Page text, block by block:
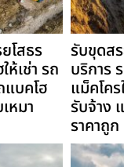
โสธร
ห้เช่า รถ
แบคโฮ
หมา
รับขุดส
บริการ
แม็คโคร
รับจ้าง
ราคาถูก